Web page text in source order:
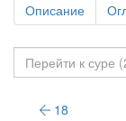
Описание
18